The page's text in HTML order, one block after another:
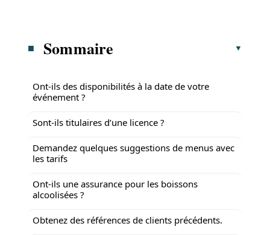
Sommaire
Ont-ils des disponibilités à la date de votre
événement ?
Sont-ils titulaires d’une licence ?
Demandez quelques suggestions de menus avec
les tarifs
Ont-ils une assurance pour les boissons
alcoolisées ?
Obtenez des références de clients précédents.